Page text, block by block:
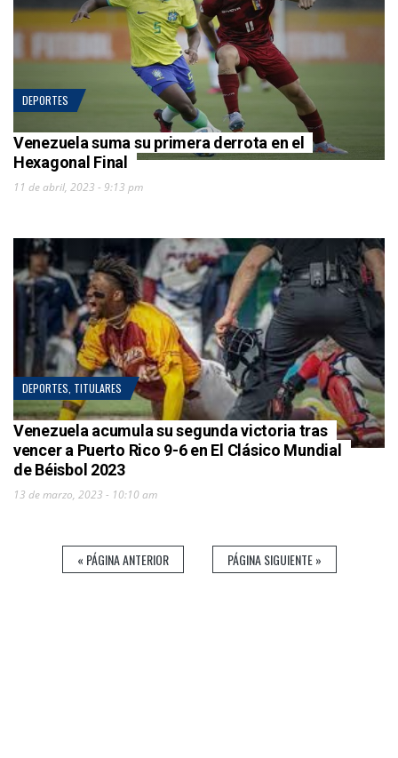
DEPORTES
Venezuela suma su primera derrota en el
Hexagonal Final
11 de abril, 2023 - 9:13 pm
DEPORTES TITULARES
Venezuela acumula su segunda victoria tras
vencer a Puerto Rico 9-6 en El Clásico Mundial
de Béisbol 2023
13 de marzo, 2023 - 10:10 am
« PÁGINA ANTERIOR PÁGINA SIGUIENTE »